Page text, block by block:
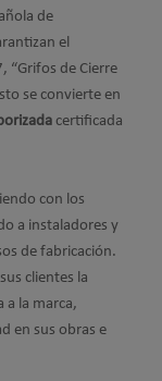
de
el
“Grifos de Cierre
se convierte en
certificada
con los
a instaladores y
de fabricación.
clientes la
a la marca,
en sus obras e